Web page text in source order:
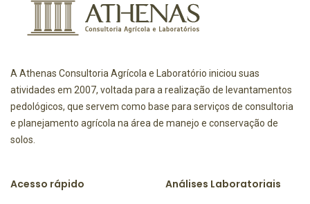
A Athenas Consultoria Agrícola e Laboratório iniciou suas
atividades em 2007, voltada para a realização de levantamentos
pedológicos, que servem como base para serviços de consultoria
e planejamento agrícola na área de manejo e conservação de
solos.
Acesso rápido Análises Laboratoriais